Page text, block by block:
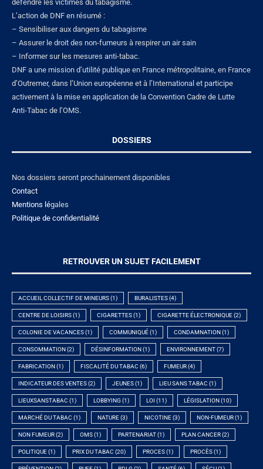
défendre les victimes du tabagisme.
L’action de DNF en résumé :
– Sensibiliser aux dangers du tabagisme
– Assurer le droit des non-fumeurs à respirer un air sain
– Informer sur les mesures anti-tabac.
DNF a une mission d’utilité publique en France métropolitaine, en France
d’Outremer, dans l’Union européenne et à l’International et participe
activement à la mise en application de la Convention Cadre de Lutte
Anti-Tabac de l’OMS.
DOSSIERS
Nos dossiers seront prochainement disponibles
Contact
Mentions légales
Politique de confidentialité
RETROUVER UN SUJET FACILEMENT
ACCUEIL COLLECTIF DE MINEURS(1) BURALISTES(4)
CENTRE DE LOISIRS(1) CIGARETTES(1) CIGARETTE ÉLECTRONIQUE(2)
COLONIE DE VACANCES(1) COMMUNIQUÉ(1) CONDAMNATION (1)
CONSOMMATION (2) DÉSINFORMATION (1) ENVIRONNEMENT(7)
FABRICATION (1) FISCALITÉ DU TABAC (6) FUMEUR(4)
INDICATEUR DES VENTES(2) JEUNES(1) LIEU SANS TABAC (1)
LIEUXSANSTABAC (1) LOBBYING (1) LOI (11) LÉGISLATION (10)
MARCHÉ DU TABAC (1) NATURE(3) NICOTINE(3) NON-FUMEUR(1)
NON FUMEUR(2) OMS(1) PARTENARIAT(1) PLAN CANCER(2)
POLITIQUE(1) PRIX DU TABAC (20) PROCES(1) PROCÈS(1)